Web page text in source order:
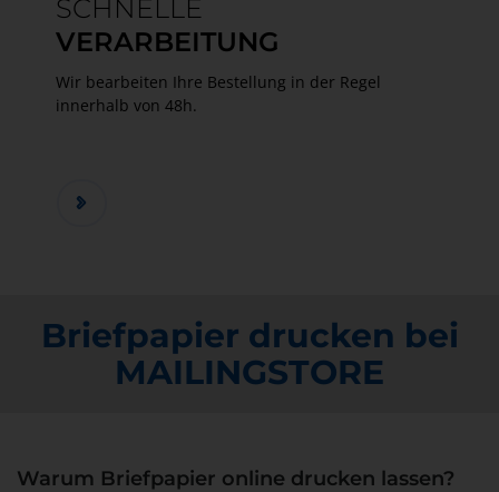
SCHNELLE
VERARBEITUNG
Wir bearbeiten Ihre Bestellung in der Regel
innerhalb von 48h.
Briefpapier drucken bei
MAILINGSTORE
Warum Briefpapier online drucken lassen?